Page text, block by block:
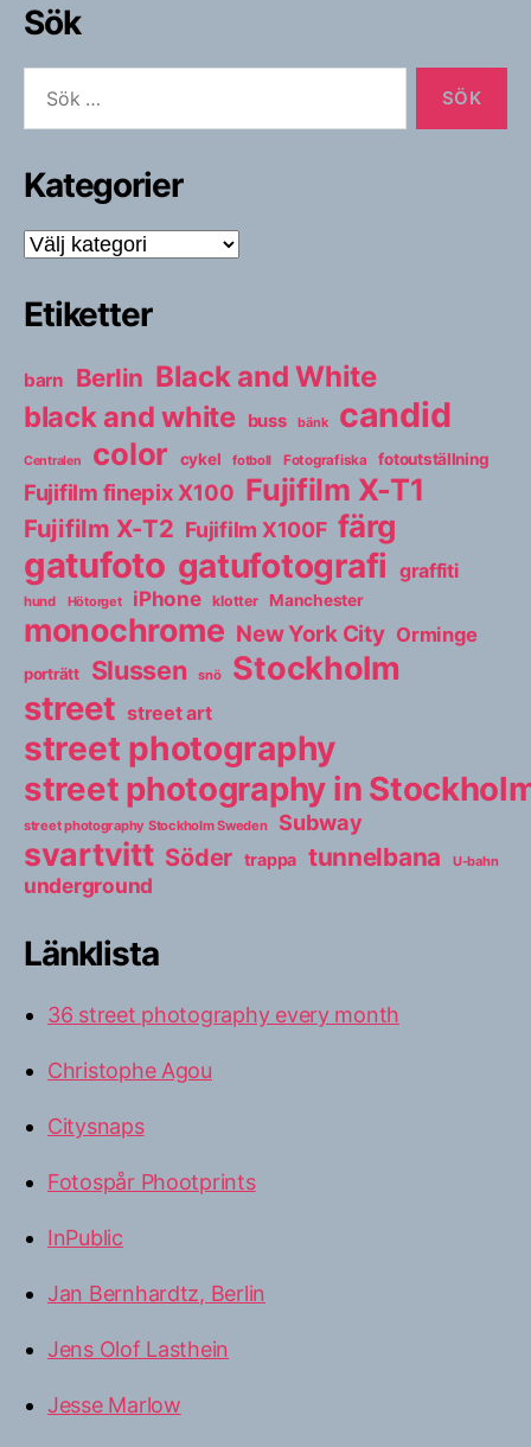
Sök
efter:
Kategorier
Kategorier
Etiketter
barn Berlin Black and White
black and white
buss bänk candid
Centralen color cykel fotboll Fotografiska fotoutställning
Fujifilm finepix X100 Fujifilm X-T1
Fujifilm X-T2 Fujifilm X100F färg
gatufoto gatufotografi graffiti
hund Hötorget iPhone klotter Manchester
monochrome New York City Orminge
porträtt Slussen snö Stockholm
street street art
street photography
street photography in
street photography Stockholm Sweden Subway
svartvitt Söder trappa tunnelbana U-bahn
underground
Länklista
36 street photography every month
Christophe Agou
Citysnaps
Fotospår Phootprints
InPublic
Jan Bernhardtz, Berlin
Jens Olof Lasthein
Jesse Marlow